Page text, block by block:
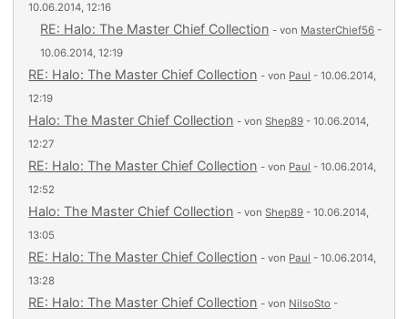
10.06.2014, 12:16
RE: Halo: The Master Chief Collection - von MasterChief56 -
10.06.2014, 12:19
RE: Halo: The Master Chief Collection - von Paul - 10.06.2014,
12:19
Halo: The Master Chief Collection - vonShep89 - 10.06.2014,
12:27
RE: Halo: The Master Chief Collection - von Paul - 10.06.2014,
12:52
Halo: The Master Chief Collection - vonShep89 - 10.06.2014,
13:05
RE: Halo: The Master Chief Collection - von Paul - 10.06.2014,
13:28
RE: Halo: The Master Chief Collection - von NilsoSto -